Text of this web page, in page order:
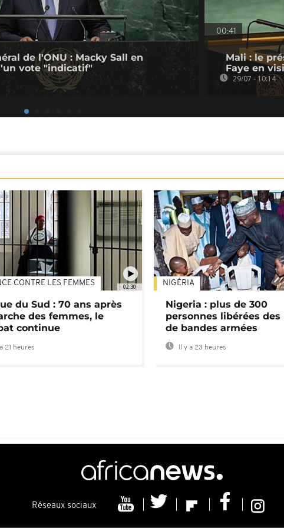
de l'ONU : Macky Sall en
vote "indicatif"
00:41
Mali : le
Faye en
29/07 - 10:14
02:30
CONTRE LES FEMMES
du Sud : 70 ans après
des femmes, le
continue
21 heures
NIGÉRIA
Nigeria : plus de 300
personnes libérées des
de bandes armées
Il y a 23 heures
Réseaux sociaux